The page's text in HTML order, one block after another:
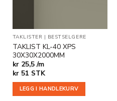
TAKLISTER | BESTSELGERE
TAKLIST KL-40 XPS
30X30X2000MM
kr 25,5 /m
kr51 STK
LEGG I HANDLEKURV